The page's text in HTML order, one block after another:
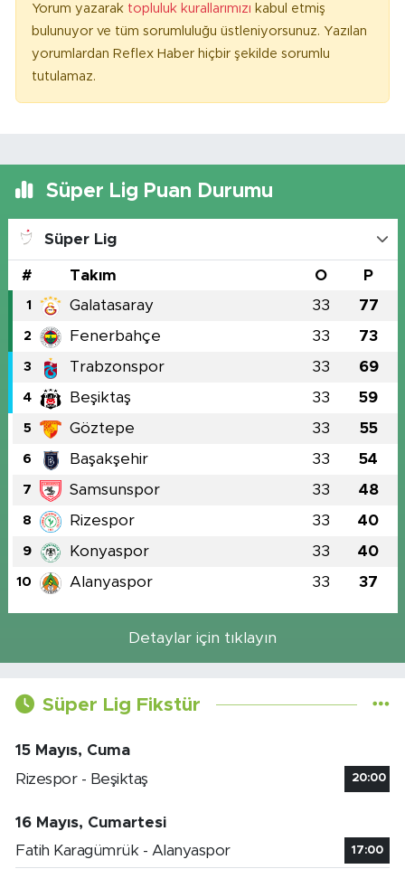
Yorum yazarak topluluk kurallarımızı kabul etmiş
bulunuyor ve tüm sorumluluğu üstleniyorsunuz. Yazılan
yorumlardan Reflex Haber hiçbir şekilde sorumlu
tutulamaz.
Süper Lig Puan Durumu
Süper Lig
# Takım O P
1 Galatasaray 33 77
2 Fenerbahçe 33 73
3 Trabzonspor 33 69
4 Beşiktaş 33 59
5 Göztepe 33 55
6 Başakşehir 33 54
7 Samsunspor 33 48
8 Rizespor 33 40
9 Konyaspor 33 40
10 Alanyaspor 33 37
Detaylar için tıklayın
Süper Lig Fikstür
15 Mayıs, Cuma
Rizespor - Beşiktaş
20:00
16 Mayıs, Cumartesi
Fatih Karagümrük - Alanyaspor
17:00